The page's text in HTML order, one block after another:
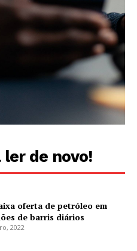
ler de novo!
oferta de petróleo em
de barris diários
2022